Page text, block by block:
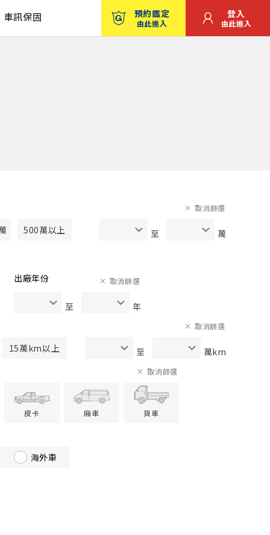
車訊保固 預約鑑定
由此進入
登入
由此進入
500萬以上 至 萬
取消篩選
出廠年份
至 年
取消篩選
15萬km以上 至 萬km
取消篩選
皮卡 廂車 貨車
取消篩選
海外車